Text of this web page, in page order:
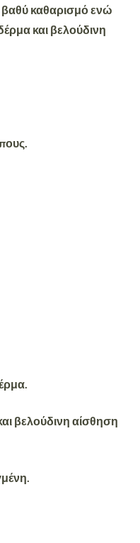
καθαρισμό ενώ
και βελούδινη
βελούδινη αίσθηση